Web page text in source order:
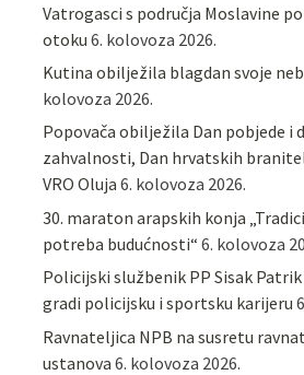
Vatrogasci s područja Moslavine
otoku 6. kolovoza 2026.
Kutina obilježila blagdan svoje
kolovoza 2026.
Popovača obilježila Dan pobjede i
zahvalnosti, Dan hrvatskih
VRO Oluja 6. kolovoza 2026.
30. maraton arapskih konja
potreba budućnosti“ 6. kolovoza
Policijski službenik PP Sisak
gradi policijsku i sportsku karijeru
Ravnateljica NPB na susretu
ustanova 6. kolovoza 2026.